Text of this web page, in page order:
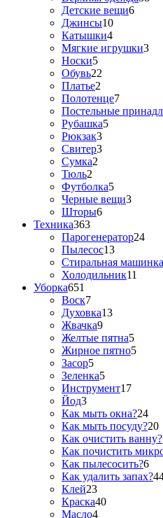
Детские вещи6
Джинсы10
Катышки4
Мягкие игрушки3
Носки5
Обувь22
Платье2
Полотенце7
Постельные
Рубашка5
Рюкзак3
Свитер3
Сумка2
Тюль2
Футболка5
Черные вещи3
Шторы6
Техника363
Парогенератор24
Пылесос13
Стиральная машинка
Холодильник11
Уборка651
Воск7
Духовка13
Жвачка9
Желтые пятна5
Жирное пятно5
Засор5
Зеленка5
Инструмент17
Йод3
Как мыть окна?24
Как мыть посуду?20
Как очистить ванну?
Как почистить
Как пылесосить?6
Как удалить запах?
Клей23
Краска40
Масло4